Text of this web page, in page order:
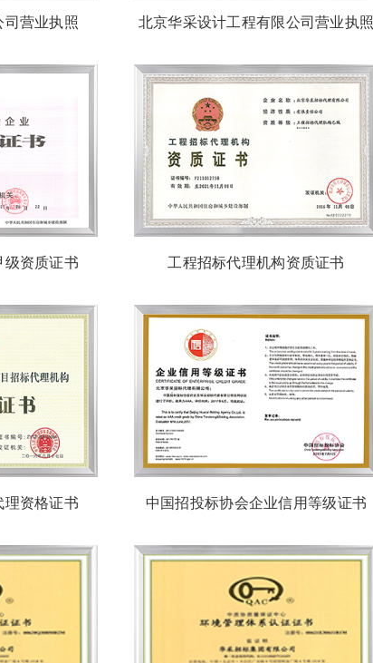
营业执照 北京华采设计工程有限公司营业执照
资质证书 工程招标代理机构资质证书
资格证书 中国招投标协会企业信用等级证书